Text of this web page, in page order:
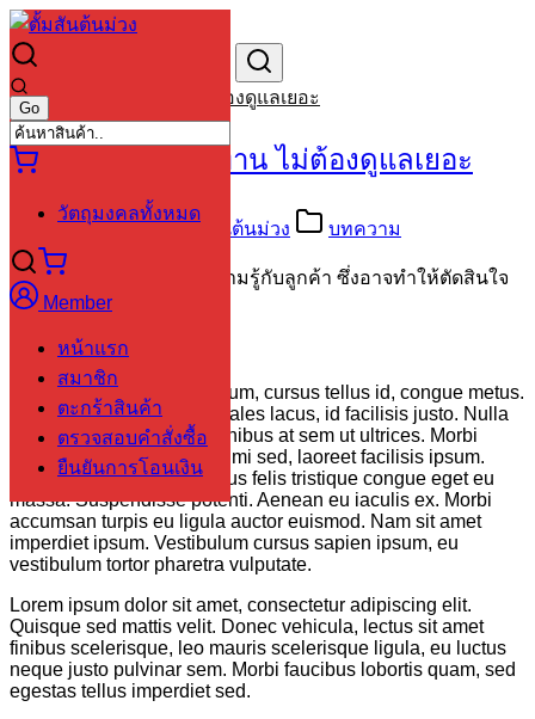
Skip
to
content
วัตถุมงคลทั้งหมด
Member
หน้าแรก
สมาชิก
ตะกร้าสินค้า
ตรวจสอบคำสั่งซื้อ
ยืนยันการโอนเงิน
Search
for:
ต้นไม้ในบ้าน ทนทาน ไม่ต้องดูแลเยอะ
ต้นไม้ในบ้าน ทนทาน ไม่ต้องดูแลเยอะ
10/10/2564 ตั้ม สันต้นม่วง บทความ
ตัวอย่างบทความเพื่อให้ความรู้กับลูกค้า ซึ่งอาจทำให้ตัดสินใจ
ซื้อสินค้าต่อไปได้ง่ายขึ้น
Morbi placerat elit fermentum, cursus tellus id, congue metus.
Phasellus elementum sodales lacus, id facilisis justo. Nulla
at blandit erat. Curabitur finibus at sem ut ultrices. Morbi
tellus felis, consectetur ac mi sed, laoreet facilisis ipsum.
Integer sit amet tortor finibus felis tristique congue eget eu
massa. Suspendisse potenti. Aenean eu iaculis ex. Morbi
accumsan turpis eu ligula auctor euismod. Nam sit amet
imperdiet ipsum. Vestibulum cursus sapien ipsum, eu
vestibulum tortor pharetra vulputate.
Lorem ipsum dolor sit amet, consectetur adipiscing elit.
Quisque sed mattis velit. Donec vehicula, lectus sit amet
finibus scelerisque, leo mauris scelerisque ligula, eu luctus
neque justo pulvinar sem. Morbi faucibus lobortis quam, sed
egestas tellus imperdiet sed.